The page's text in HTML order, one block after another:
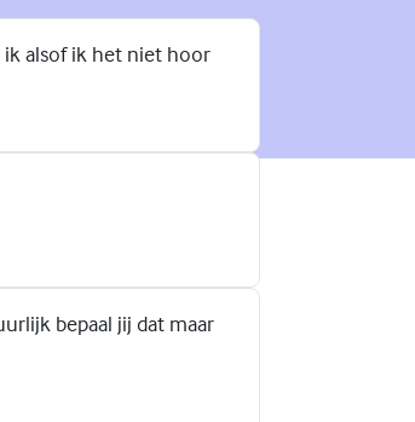
ik alsof ik het niet hoor
bepaal jij dat maar